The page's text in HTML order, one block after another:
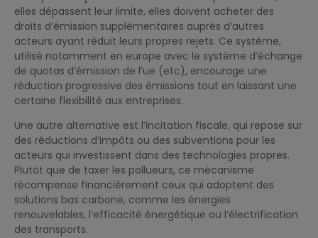
elles dépassent leur limite, elles doivent acheter des
droits d’émission supplémentaires auprès d’autres
acteurs ayant réduit leurs propres rejets. Ce système,
utilisé notamment en europe avec le système d’échange
de quotas d’émission de l’ue (etc), encourage une
réduction progressive des émissions tout en laissant une
certaine flexibilité aux entreprises.
Une autre alternative est l’incitation fiscale, qui repose sur
des réductions d’impôts ou des subventions pour les
acteurs qui investissent dans des technologies propres.
Plutôt que de taxer les pollueurs, ce mécanisme
récompense financièrement ceux qui adoptent des
solutions bas carbone, comme les énergies
renouvelables, l’efficacité énergétique ou l’électrification
des transports.